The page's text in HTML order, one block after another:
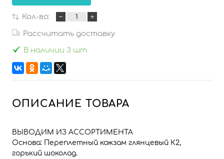
Кол-во:
Рассчитать доставку
В наличии 3 шт.
ОПИСАНИЕ ТОВАРА
ВЫВОДИМ ИЗ АССОРТИМЕНТА
Основа: Переплетный кожзам глянцевый К2,
горький шоколад.